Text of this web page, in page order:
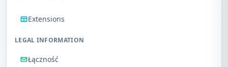
Extensions
LEGAL INFORMATION
Łączność